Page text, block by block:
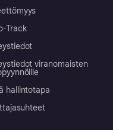
Track
viranomaisten
hallintotapa